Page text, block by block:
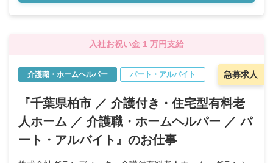
入社お祝い金 1 万円支給
急募求人
介護職・ホームヘルパー パート・アルバイト
『千葉県柏市 ／ 介護付き・住宅型有料老
人ホーム ／ 介護職・ホームヘルパー ／ パ
ート・アルバイト』のお仕事